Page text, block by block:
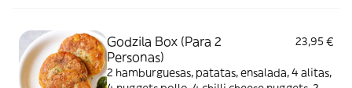
Godzila Box (Para 2
Personas)
23,95 €
2 hamburguesas, patatas, ensalada, 4 alitas,